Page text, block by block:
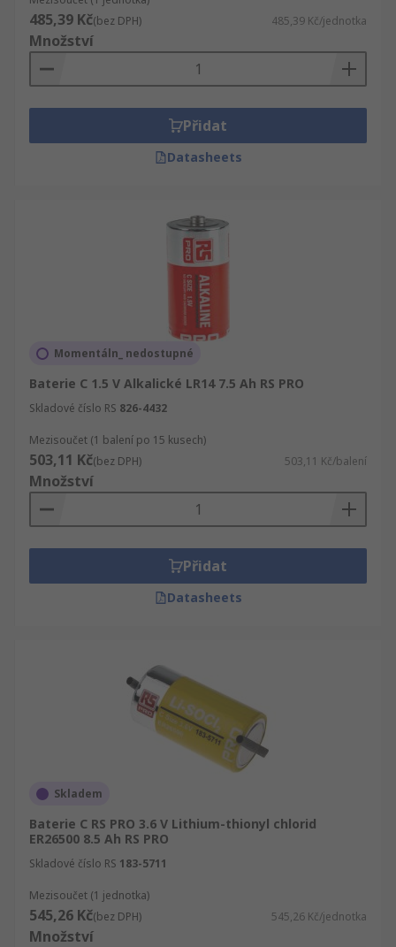
od nabíjecích lithium-iontových baterií typu
V, které se obvykle používají v noteboocích
nebo smartphonech.
485,39 Kč(bez DPH) 485,39 Kč/jednotka
Množství
Přidat
Datasheets
Momentáln_ nedostupné
Baterie C 1.5 V Alkalické LR14 7.5 Ah RS PRO
Skladové číslo RS 826-4432
Mezisoučet (1 balení po 15 kusech)
503,11 Kč(bez DPH) 503,11 Kč/balení
Množství
Přidat
Datasheets
Skladem
Baterie C RS PRO 3.6 V Lithium-thionyl chlorid
ER26500 8.5 Ah RS PRO
Skladové číslo RS 183-5711
Mezisoučet (1 jednotka)
545,26 Kč(bez DPH) 545,26 Kč/jednotka
Množství